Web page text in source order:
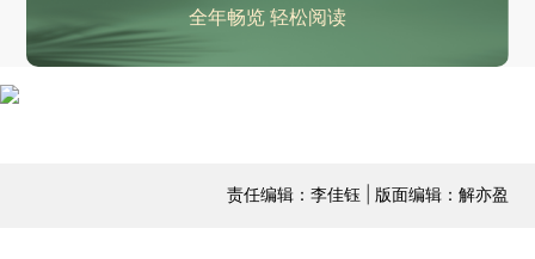
全年畅览 轻松阅读
责任编辑：李佳钰 | 版面编辑：解亦盈